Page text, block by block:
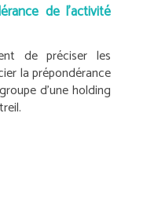
de l’activité
de préciser les
la prépondérance
d’une holding